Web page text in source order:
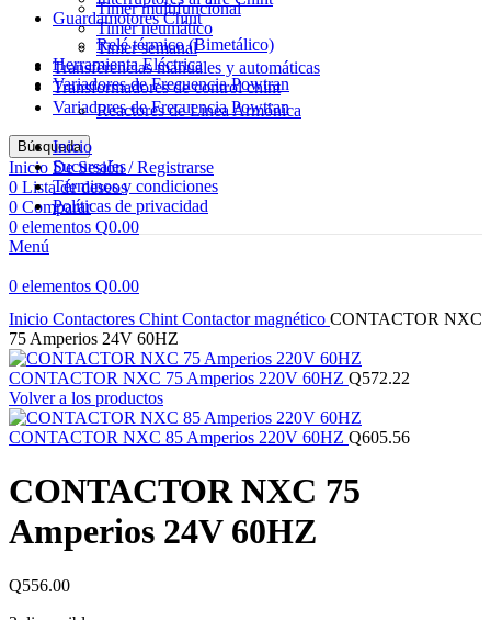
Timer multifuncional
Timer neumático
Timer semanal
Transferencias manuales y automáticas
Transformadores de control chint
Variadores de Frecuencia Powtran
Búsqueda
Inicio De Sesión / Registrarse
0 Lista de deseos
0 Comparar
0 elementos Q0.00
Menú
0 elementos Q0.00
Guardamotores Chint
Relé térmico (Bimetálico)
Herramienta Eléctrica
Variadores de Frecuencia Powtran
Reactores de Linea Armónica
Inicio
Sucursales
Términos y condiciones
Políticas de privacidad
Haga Click para agrandar
Inicio Contactores Chint Contactor magnético CONTACTOR NXC
75 Amperios 24V 60HZ
CONTACTOR NXC 75 Amperios 220V 60HZ Q572.22
Volver a los productos
CONTACTOR NXC 85 Amperios 220V 60HZ Q605.56
CONTACTOR NXC 75
Amperios 24V 60HZ
Q556.00